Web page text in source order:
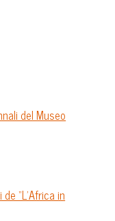
del Museo
“L’Africa in